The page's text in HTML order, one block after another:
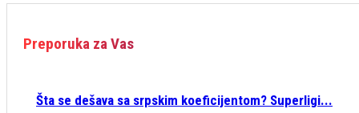
Preporuka za Vas
Šta se dešava sa srpskim koeficijentom? Superligi...